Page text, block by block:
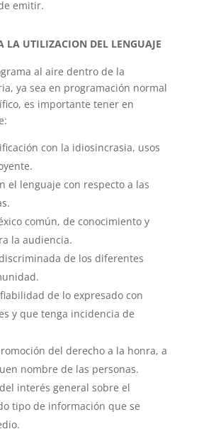
emitir.
LA UTILIZACION DEL LENGUAJE
al aire dentro de la
ya sea en programación normal
es importante tener en
con la idiosincrasia, usos
el lenguaje con respecto a las
común, de conocimiento y
la audiencia.
de los diferentes
de lo expresado con
y que tenga incidencia de
del derecho a la honra, a
nombre de las personas.
interés general sobre el
tipo de información que se